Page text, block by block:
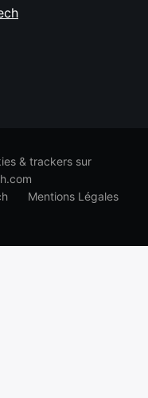
& trackers sur
Mentions Légales